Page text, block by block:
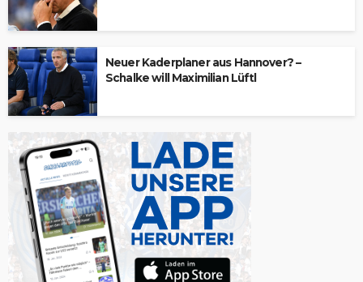
Neuer Kaderplaner aus Hannover? –
Schalke will Maximilian Lüftl